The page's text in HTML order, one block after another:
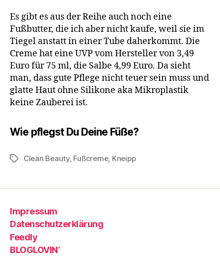
Es gibt es aus der Reihe auch noch eine
Fußbutter, die ich aber nicht kaufe, weil sie im
Tiegel anstatt in einer Tube daherkommt. Die
Creme hat eine UVP vom Hersteller von 3,49
Euro für 75 ml, die Salbe 4,99 Euro. Da sieht
man, dass gute Pflege nicht teuer sein muss und
glatte Haut ohne Silikone aka Mikroplastik
keine Zauberei ist.
Wie pflegst Du Deine Füße?
Schlagwörter
Clean Beauty, Fußcreme, Kneipp
Impressum
Datenschutzerklärung
Feedly
BLOGLOVIN‘